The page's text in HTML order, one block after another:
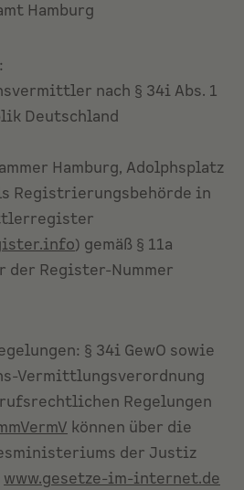
Hamburg
nach § 34i Abs. 1
Deutschland
Hamburg, Adolphsplatz
Registrierungsbehörde in
) gemäß § 11a
der Register-Nummer
§ 34i GewO sowie
Vermittlungsverordnung
Regelungen
können über die
der Justiz
www.gesetze-im-internet.de